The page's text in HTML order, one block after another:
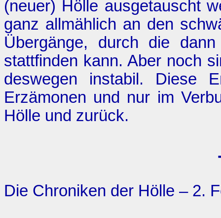
(neuer) Hölle ausgetauscht
ganz allmählich an den
Übergänge, durch die
stattfinden kann. Aber noch
deswegen instabil. Diese
Erzämonen und nur im
Hölle und zurück.
Die Chroniken der Hölle – 2.